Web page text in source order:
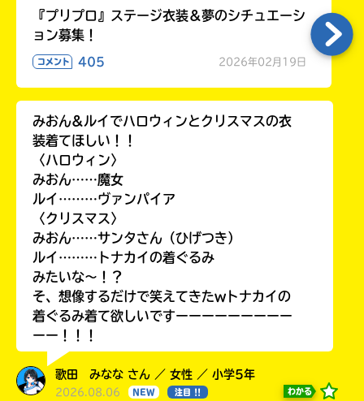
『プリプロ』ステージ衣装＆夢のシチュエーシ
ョン募集！
コメント 405 2026年02月19日
みおん&ルイでハロウィンとクリスマスの衣
装着てほしい！！
〈ハロウィン〉
みおん……魔女
ルイ………ヴァンパイア
〈クリスマス〉
みおん……サンタさん（ひげつき）
ルイ………トナカイの着ぐるみ
みたいな〜！？
そ、想像するだけで笑えてきたwトナカイの
着ぐるみ着て欲しいですーーーーーーーーー
ーー！！！
歌田 みなな さん ／ 女性 ／ 小学5年
2026.08.06 NEW 注目 !! わかる